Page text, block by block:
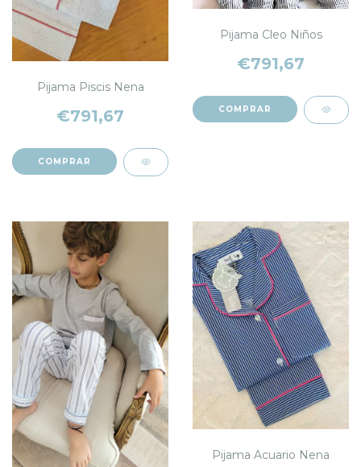
Pijama Piscis Nena
€791,67
COMPRAR
Pijama Cleo Niños
€791,67
COMPRAR
Pijama Acuario Nena